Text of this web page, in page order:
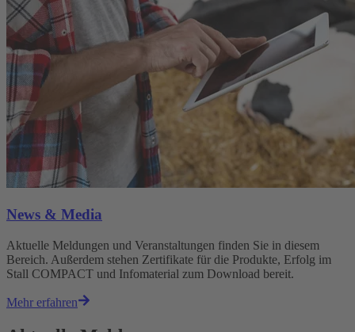
News & Media
Aktuelle Meldungen und Veranstaltungen finden Sie in diesem
Bereich. Außerdem stehen Zertifikate für die Produkte, Erfolg im
Stall COMPACT und Infomaterial zum Download bereit.
Mehr erfahren